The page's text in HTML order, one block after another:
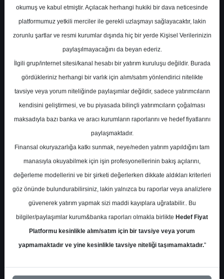
En Yüksek Tahmin
Ortalama Fiyat Tahmini
Ortalama Getiri Potansiyeli
Kurum Sayısı
1
1
okumuş ve kabul etmiştir. Açılacak herhangi hukiki bir dava neticesinde
platformumuz yetkili merciler ile gerekli uzlaşmayı sağlayacaktır, lakin
zorunlu şartlar ve resmi kurumlar dışında hiç bir yerde Kişisel Verilerinizin
paylaşılmayacağını da beyan ederiz.
İlgili grup/internet sitesi/kanal hesabı bir yatırım kuruluşu değildir. Burada
gördükleriniz herhangi bir varlık için alım/satım yönlendirici nitelikte
tavsiye veya yorum niteliğinde paylaşımlar değildir, sadece yatırımcıların
kendisini geliştirmesi, ve bu piyasada bilinçli yatırımcıların çoğalması
maksadıyla bazı banka ve aracı kurumların raporlarını ve hedef fiyatlarını
paylaşmaktadır.
Finansal okuryazarlığa katkı sunmak, neye/neden yatırım yapıldığını tam
manasıyla okuyabilmek için işin profesyonellerinin bakış açılarını,
değerleme modellerini ve bir şirketi değerlerken dikkate aldıkları kriterleri
göz önünde bulundurabilirsiniz, lakin yalnızca bu raporlar veya analizlere
güvenerek yatırım yapmak sizi maddi kayıplara uğratabilir.. Bu
bilgiler/paylaşımlar kurum&banka raporları olmakla birlikte Hedef Fiyat
Platformu kesinlikle alım/satım için bir tavsiye veya yorum
yapmamaktadır ve yine kesinlikle tavsiye niteliği taşımamaktadır."